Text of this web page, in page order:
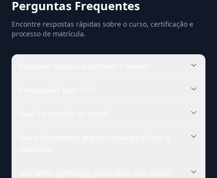
Perguntas Frequentes
Encontre respostas rápidas sobre o curso, certificação e
processo de matrícula.